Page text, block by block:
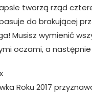
tworzą rząd
do brakującej
Musisz wymienić
oczami, a
Roku 2017